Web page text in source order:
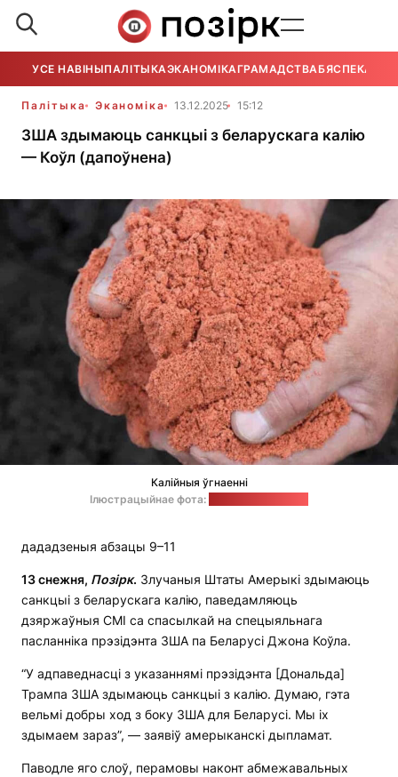
УСЕ НАВІНЫПАЛІТЫКАЭКАНОМІКАГРАМАДСТВАБЯСПЕКА
Палітыка Эканоміка 13.12.2025 15:12
ЗША здымаюць санкцыі з беларускага калію
— Коўл (дапоўнена)
Калійныя ўгнаенні
Ілюстрацыйнае фота:
дададзеныя абзацы 9–11
13 снежня, Позірк. Злучаныя Штаты Амерыкі здымаюць
санкцыі з беларускага калію, паведамляюць
дзяржаўныя СМІ са спасылкай на спецыяльнага
пасланніка прэзідэнта ЗША па Беларусі Джона Коўла.
“У адпаведнасці з указаннямі прэзідэнта [Дональда]
Трампа ЗША здымаюць санкцыі з калію. Думаю, гэта
вельмі добры ход з боку ЗША для Беларусі. Мы іх
здымаем зараз”, — заявіў амерыканскі дыпламат.
Паводле яго слоў, перамовы наконт абмежавальных